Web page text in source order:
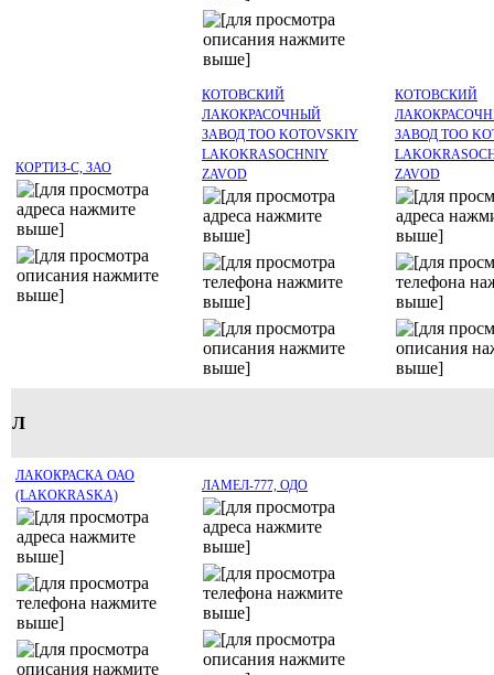
КОРТИЗ-С, ЗАО
КОТОВСКИЙ
ЛАКОКРАСОЧНЫЙ
ЗАВОД ТОО KOTOVSKIY
LAKOKRASOCHNIY
ZAVOD
КОТОВСКИЙ
ЗАВОД ТОО
ZAVOD
Л
ЛАКОКРАСКА ОАО
(LAKOKRASKA)
ЛАМЕЛ-777, ОДО